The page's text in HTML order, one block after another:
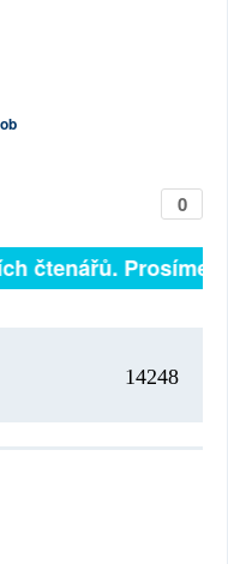
0
čtenářů. Prosíme,
14248